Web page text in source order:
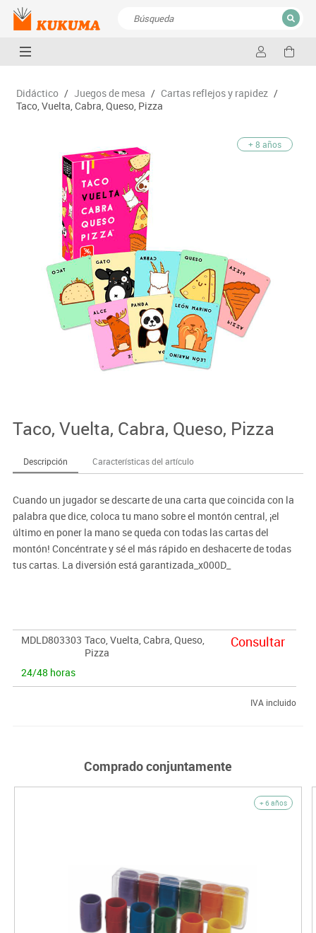
CERRAR
Didáctico / Juegos de mesa / Cartas reflejos y rapidez /
Taco, Vuelta, Cabra, Queso, Pizza
+ 8 años
Taco, Vuelta, Cabra, Queso, Pizza
Descripción Características del artículo
Cuando un jugador se descarte de una carta que coincida con la
palabra que dice, coloca tu mano sobre el montón central, ¡el
último en poner la mano se queda con todas las cartas del
montón! Concéntrate y sé el más rápido en deshacerte de todas
tus cartas. La diversión está garantizada_x000D_
MDLD803303 Taco, Vuelta, Cabra, Queso,
Pizza
24/48 horas
Consultar
IVA incluido
Comprado conjuntamente
+ 6 años